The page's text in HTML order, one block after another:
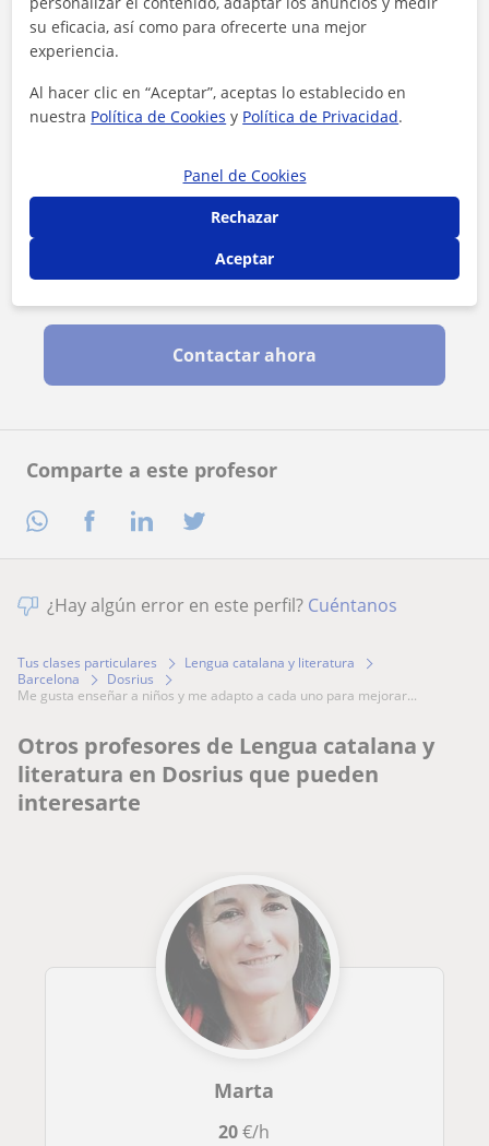
Comparte a este profesor
Contactar ahora
¿Hay algún error en este perfil? Cuéntanos
Tus clases particulares
Lengua catalana y literatura
Barcelona
Dosrius
me gusta enseñar a niños y me adapto a cada uno para mejorar...
Otros profesores de Lengua catalana y
literatura en Dosrius que pueden
interesarte
Marta
20€/h
su eficacia, así como para ofrecerte una mejor
experiencia.
Al hacer clic en “Aceptar”, aceptas lo establecido en
nuestra Política de Cookies y Política de Privacidad.
Panel de Cookies
Rechazar
Aceptar